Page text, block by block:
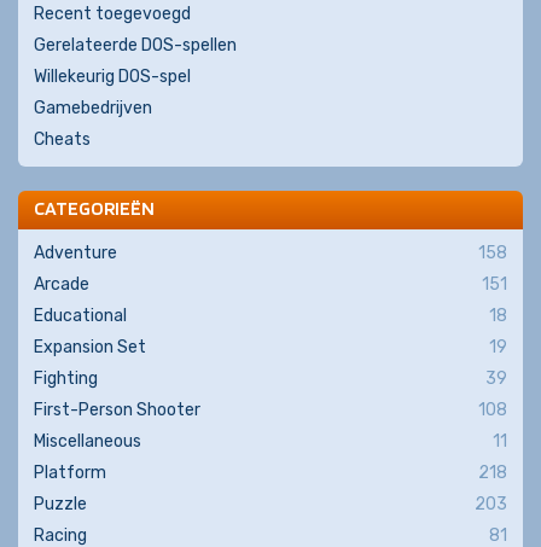
Recent toegevoegd
Gerelateerde DOS-spellen
Willekeurig DOS-spel
Gamebedrijven
Cheats
CATEGORIEËN
Adventure
158
Arcade
151
Educational
18
Expansion Set
19
Fighting
39
First-Person Shooter
108
Miscellaneous
11
Platform
218
Puzzle
203
Racing
81